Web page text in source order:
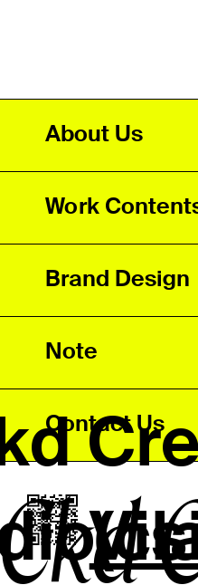
About Us
Work
Brand Design
Note
Contact Us
Ckd